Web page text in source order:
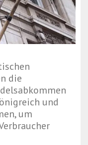
die
und
um